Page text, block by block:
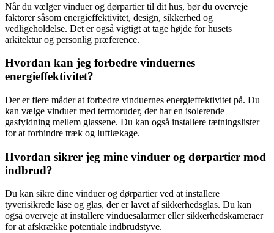
Når du vælger vinduer og dørpartier til dit hus, bør du overveje
faktorer såsom energieffektivitet, design, sikkerhed og
vedligeholdelse. Det er også vigtigt at tage højde for husets
arkitektur og personlig præference.
Hvordan kan jeg forbedre vinduernes
energieffektivitet?
Der er flere måder at forbedre vinduernes energieffektivitet på. Du
kan vælge vinduer med termoruder, der har en isolerende
gasfyldning mellem glassene. Du kan også installere tætningslister
for at forhindre træk og luftlækage.
Hvordan sikrer jeg mine vinduer og dørpartier mod
indbrud?
Du kan sikre dine vinduer og dørpartier ved at installere
tyverisikrede låse og glas, der er lavet af sikkerhedsglas. Du kan
også overveje at installere vinduesalarmer eller sikkerhedskameraer
for at afskrække potentiale indbrudstyve.